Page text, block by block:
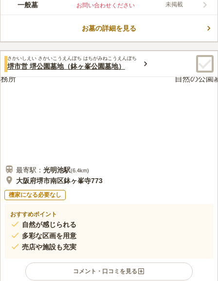
北庄霊園は、地元の人が眠れる霊園です。 宗教不問で、ご自身
参道は舗装されており、雨の日でもぬかるみに足を取られること
口コミ評価
この霊園はまだ誰からも評価されていません。
一般墓 お問い合わせください 未掲載
お墓の詳細を見る
さかいしえい さかいこうえんぼち はちがみねこうえんぼち
堺市営 堺公園墓地（鉢ヶ峯公園墓地）
最寄駅： 光明池駅(6.4km)
大阪府堺市南区鉢ヶ峯寺773
檀家になる必要なし
おすすめポイント
自然が感じられる
多彩な区画を用意
売店や施設も充実
コメント・口コミを見る